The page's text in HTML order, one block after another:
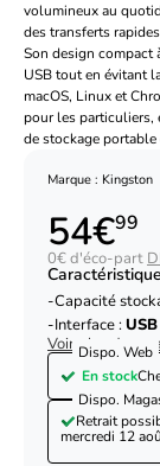
volumineux au
des transferts
Son design compact
USB tout en évitant
macOS, Linux et
pour les particuliers,
de stockage portable
Marque : Kingston
54€99
0€ d'éco-part
Capacité
Interface :
Voir plus de
Dispo. Web
En stock
Dispo.
Retrait
mercredi 12